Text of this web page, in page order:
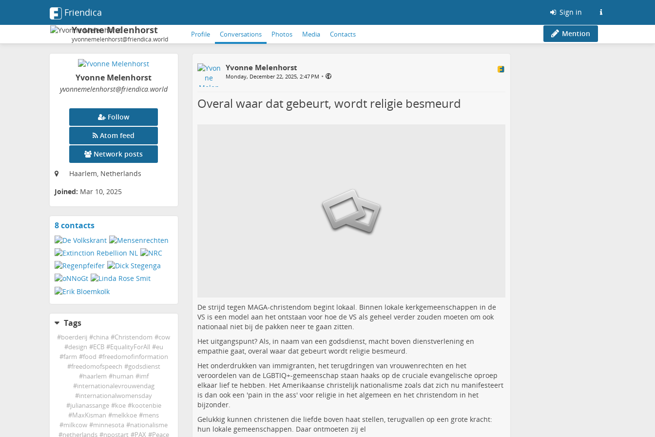
Friendica Sign in
Yvonne Melenhorst
yvonnemelenhorst@friendica.world
Profile Conversations Photos Media Contacts Mention
Yvonne Melenhorst
yvonnemelenhorst@friendica.world
Follow
Atom feed
Network posts
Haarlem, Netherlands
Joined: Mar 10, 2025
8 contactsView
contacts
Tags
#boerderij #china #Christendom #cow
#design #ECB #EqualityForAll #eu
#farm #food #freedomofinformation
#freedomofspeech #godsdienst
#haarlem #human #imf
#internationalevrouwendag
#internationalwomensday
#julianassange #koe #kootenbie
#MaxKisman #melkkoe #mens
#milkcow #minnesota #nationalisme
#netherlands #npostart #PAX #Peace
Yvonne Melenhorst
Monday, December 22, 2025, 2:47 PM •
Overal waar dat gebeurt, wordt religie besmeurd
De strijd tegen MAGA-christendom begint lokaal. Binnen lokale kerkgemeenschappen in de
VS is een model aan het ontstaan voor hoe de VS als geheel verder zouden moeten om ook
nationaal niet bij de pakken neer te gaan zitten.
Het uitgangspunt? Als, in naam van een godsdienst, macht boven dienstverlening en
empathie gaat, overal waar dat gebeurt wordt religie besmeurd.
Het onderdrukken van immigranten, het terugdringen van vrouwenrechten en het
veroordelen van de LGBTIQ+-gemeenschap staan haaks op de cruciale evangelische oproep
elkaar lief te hebben. Het Amerikaanse christelijk nationalisme zoals dat zich nu manifesteert
is dan ook een 'pain in the ass' voor religie in het algemeen en het christendom in het
bijzonder.
Gelukkig kunnen christenen die liefde boven haat stellen, terugvallen op een grote kracht:
hun lokale gemeenschappen. Daar ontmoeten zij el